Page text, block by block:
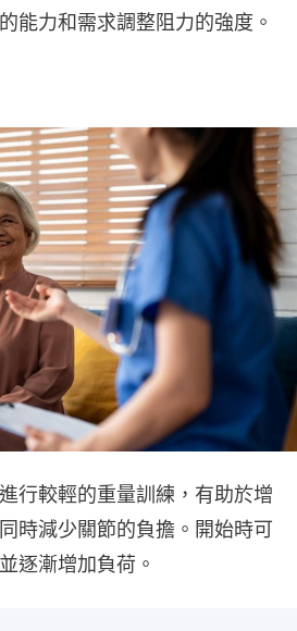
能力和需求調整阻力的強度。
行較輕的重量訓練，有助於增
時減少關節的負擔。開始時可
逐漸增加負荷。